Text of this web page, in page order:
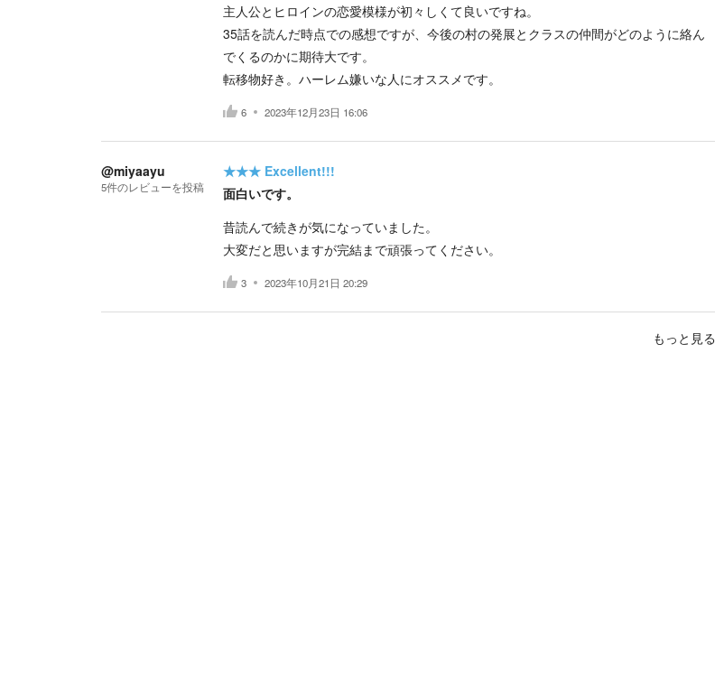
主人公とヒロインの恋愛模様が初々しくて良いですね。
35話を読んだ時点での感想ですが、今後の村の発展とクラスの仲間がどのように絡ん
でくるのかに期待大です。
転移物好き。ハーレム嫌いな人にオススメです。
6 2023年12月23日 16:06
@miyaayu
5件のレビューを投稿
★★★ Excellent!!!
面白いです。
昔読んで続きが気になっていました。
大変だと思いますが完結まで頑張ってください。
3 2023年10月21日 20:29
もっと見る